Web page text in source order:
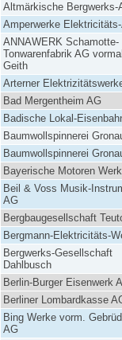
Altmärkische Bergwerks-
Amperwerke
ANNAWERK Schamotte-
Tonwarenfabrik AG
Geith
Arterner
Bad Mergentheim AG
Badische Lokal-
Baumwollspinnerei
Baumwollspinnerei
Bayerische Motoren
Beil & Voss Musik-
AG
Bergbaugesellschaft
Bergmann-Elektricitäts-
Bergwerks-Gesellschaft
Dahlbusch
Berlin-Burger Eisenwerk
Berliner Lombardkasse
Bing Werke vorm.
AG